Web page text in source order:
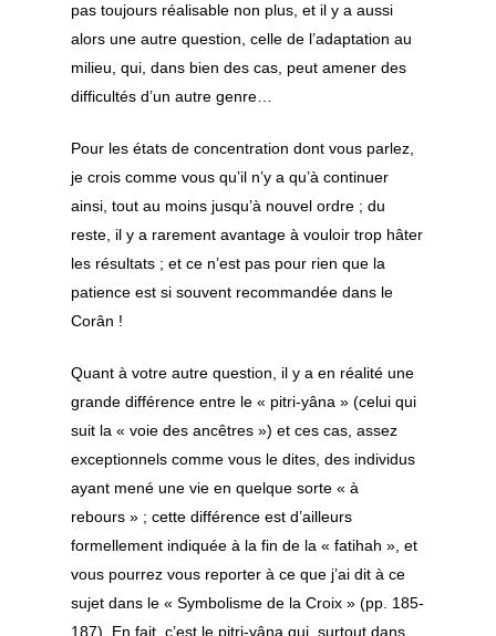
pas toujours réalisable non plus, et il y a aussi
alors une autre question, celle de l’adaptation au
milieu, qui, dans bien des cas, peut amener des
difficultés d’un autre genre…
Pour les états de concentration dont vous parlez,
je crois comme vous qu’il n’y a qu’à continuer
ainsi, tout au moins jusqu’à nouvel ordre ; du
reste, il y a rarement avantage à vouloir trop hâter
les résultats ; et ce n’est pas pour rien que la
patience est si souvent recommandée dans le
Corân !
Quant à votre autre question, il y a en réalité une
grande différence entre le « pitri-yâna » (celui qui
suit la « voie des ancêtres ») et ces cas, assez
exceptionnels comme vous le dites, des individus
ayant mené une vie en quelque sorte « à
rebours » ; cette différence est d’ailleurs
formellement indiquée à la fin de la «fatihah », et
vous pourrez vous reporter à ce que j’ai dit à ce
sujet dans le « Symbolisme de la Croix » (pp. 185-
187). En fait, c’est le pitri-yâna qui, surtout dans